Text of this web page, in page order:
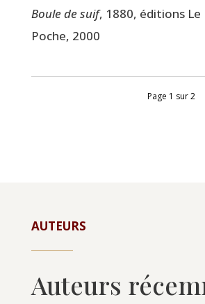
Boule de suif, 1880, édi­tions Le
Poche, 2000
Page 1 sur 2
AUTEURS
Auteurs